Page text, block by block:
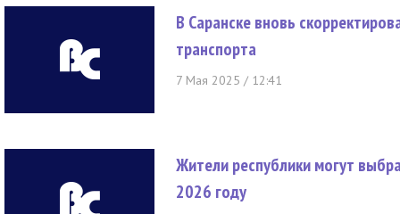
В Саранске вновь
транспорта
7 Мая 2025 / 12:41
Жители республики могут
2026 году